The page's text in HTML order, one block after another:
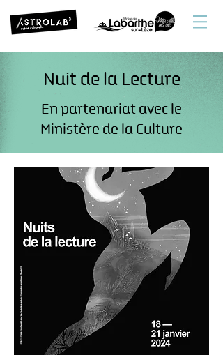
Nuit de la Lecture
En partenariat avec le
Ministère de la Culture